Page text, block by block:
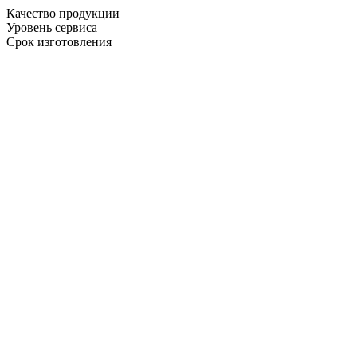
Качество продукции
Уровень сервиса
Срок изготовления